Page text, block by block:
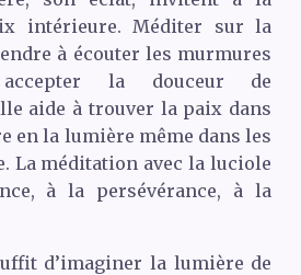
intérieure. Méditer sur la
à écouter les murmures
la douceur de
aide à trouver la paix dans
en la lumière même dans les
La méditation avec la luciole
à la persévérance, à la
d’imaginer la lumière de